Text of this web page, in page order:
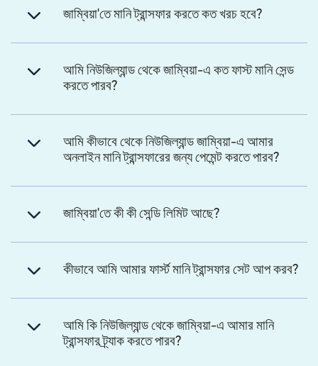
জাম্বিয়া'তে মানি ট্রান্সফার করতে কত খরচ হবে?
আমি নিউজিল্যান্ড থেকে জাম্বিয়া-এ কত ফাস্ট মানি সেন্ড
করতে পারব?
আমি কীভাবে থেকে নিউজিল্যান্ড জাম্বিয়া-এ আমার
অনলাইন মানি ট্রান্সফারের জন্য পেমেন্ট করতে পারব?
জাম্বিয়া'তে কী কী সেন্ডি লিমিট আছে?
কীভাবে আমি আমার ফার্স্ট মানি ট্রান্সফার সেট আপ করব?
আমি কি নিউজিল্যান্ড থেকে জাম্বিয়া-এ আমার মানি
ট্রান্সফার ট্র্যাক করতে পারব?